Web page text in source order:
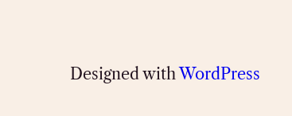
Designed withWordPress